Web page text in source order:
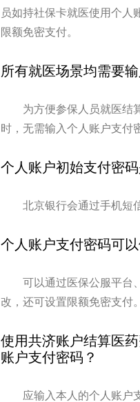
员如持社保卡就医使用个人
限额免密支付。
所有就医场景均需要
为方便参保人员就医结算
时，无需输入个人账户支付
个人账户初始支付密码
北京银行会通过手机短信
个人账户支付密码可以
可以通过医保公服平台、
改，还可设置限额免密支付。
使用共济账户结算医
账户支付密码？
应输入本人的个人账户支